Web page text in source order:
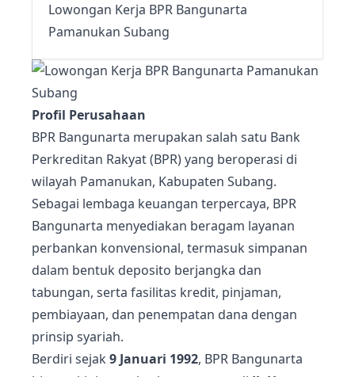
Lowongan Kerja BPR Bangunarta
Pamanukan Subang
Profil Perusahaan
BPR Bangunarta merupakan salah satu Bank
Perkreditan Rakyat (BPR) yang beroperasi di
wilayah Pamanukan, Kabupaten Subang.
Sebagai lembaga keuangan terpercaya, BPR
Bangunarta menyediakan beragam layanan
perbankan konvensional, termasuk simpanan
dalam bentuk deposito berjangka dan
tabungan, serta fasilitas kredit, pinjaman,
pembiayaan, dan penempatan dana dengan
prinsip syariah.
Berdiri sejak 9 Januari 1992, BPR Bangunarta